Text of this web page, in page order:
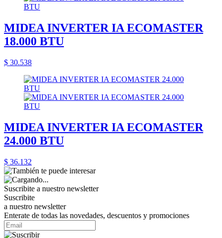
MIDEA INVERTER IA ECOMASTER
18.000 BTU
$ 30.538
MIDEA INVERTER IA ECOMASTER
24.000 BTU
$ 36.132
Suscribite a nuestro newsletter
Suscribite
a nuestro newsletter
Enterate de todas las novedades, descuentos y promociones